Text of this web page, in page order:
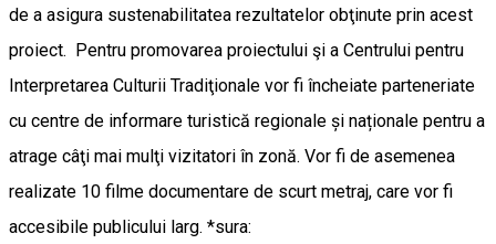
de a asigura sustenabilitatea rezultatelor obţinute prin acest
proiect. Pentru promovarea proiectului şi a Centrului pentru
Interpretarea Culturii Tradiţionale vor fi încheiate parteneriate
cu centre de informare turistică regionale și naționale pentru a
atrage câţi mai mulţi vizitatori în zonă. Vor fi de asemenea
realizate 10 filme documentare de scurt metraj, care vor fi
accesibile publicului larg. *sura: